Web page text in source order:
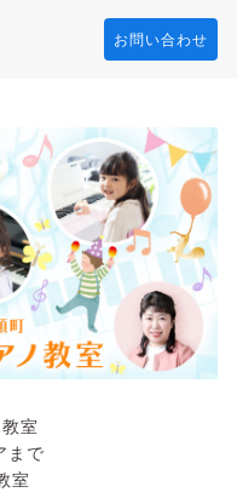
お問い合わせ
室
まで
室